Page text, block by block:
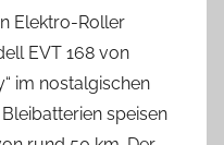
Elektro-Roller
EVT 168 von
im nostalgischen
Bleibatterien speisen